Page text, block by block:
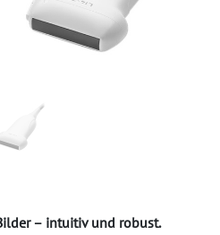
– intuitiv und robust.